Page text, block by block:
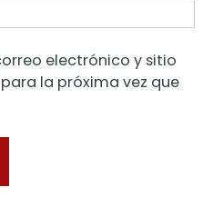
electrónico y sitio
la próxima vez que